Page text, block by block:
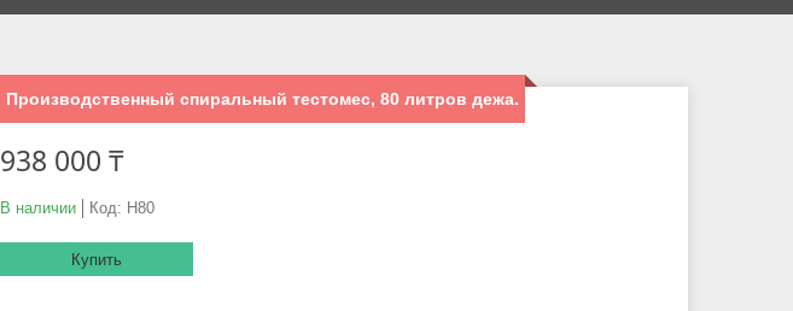
Производственный спиральный тестомес, 80 литров дежа.
938 000 ₸
В наличии Код: H80
Купить